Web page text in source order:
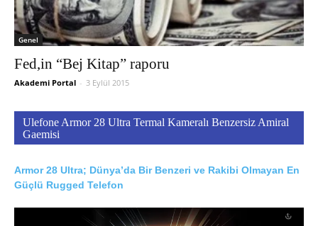
Genel
Fed,in “Bej Kitap” raporu
Akademi Portal - 3 Eylül 2015
Ulefone Armor 28 Ultra Termal Kameralı Benzersiz Amiral
Gaemisi
Armor 28 Ultra; Dünya’da Bir Benzeri ve Rakibi Olmayan En
Güçlü Rugged Telefon